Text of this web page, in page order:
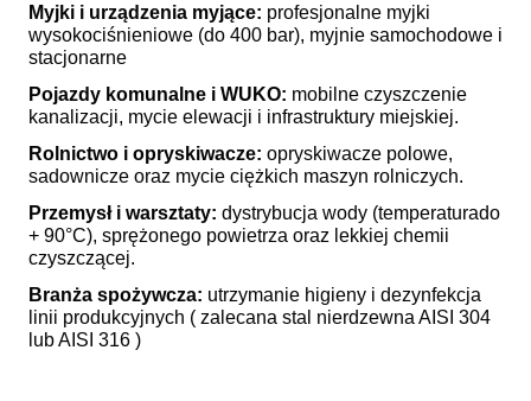
Myjki i urządzenia myjące: profesjonalne myjki
wysokociśnieniowe (do 400 bar), myjnie samochodowe i
stacjonarne
Pojazdy komunalne i WUKO: mobilne czyszczenie
kanalizacji, mycie elewacji i infrastruktury miejskiej.
Rolnictwo i opryskiwacze: opryskiwacze polowe,
sadownicze oraz mycie ciężkich maszyn rolniczych.
Przemysł i warsztaty: dystrybucja wody (temperaturado
+ 90°C), sprężonego powietrza oraz lekkiej chemii
czyszczącej.
Branża spożywcza: utrzymanie higieny i dezynfekcja
linii produkcyjnych ( zalecana stal nierdzewna AISI 304
lub AISI 316 )